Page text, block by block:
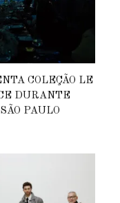
COLEÇÃO LE
DURANTE
PAULO